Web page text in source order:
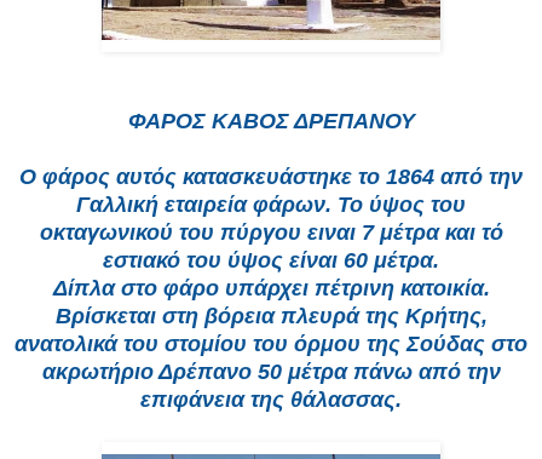
ΦΑΡΟΣ ΚΑΒΟΣ ΔΡΕΠΑΝΟΥ
Ο φάρος αυτός κατασκευάστηκε το 1864 από την
Γαλλική εταιρεία φάρων. Το ύψος του
οκταγωνικού του πύργου ειναι 7 μέτρα και τό
εστιακό του ύψος είναι 60 μέτρα.
Δίπλα στο φάρο υπάρχει πέτρινη κατοικία.
Βρίσκεται στη βόρεια πλευρά της Κρήτης,
ανατολικά του στομίου του όρμου της Σούδας στο
ακρωτήριο Δρέπανο 50 μέτρα πάνω από την
επιφάνεια της θάλασσας.